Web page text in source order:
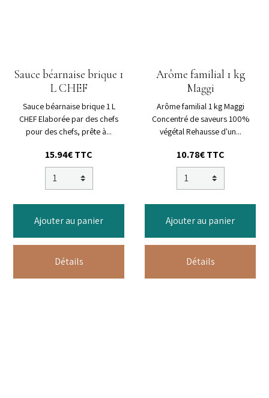
Sauce béarnaise brique 1
L CHEF
Sauce béarnaise brique 1 L
CHEF Elaborée par des chefs
pour des chefs, prête à...
15.94€ TTC
Ajouter au panier
Détails
Arôme familial 1 kg
Maggi
Arôme familial 1 kg Maggi
Concentré de saveurs 100%
végétal Rehausse d'un...
10.78€ TTC
Ajouter au panier
Détails